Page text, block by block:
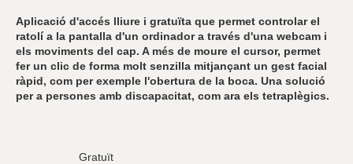
Aplicació d'accés lliure i gratuïta que permet controlar el
ratolí a la pantalla d'un ordinador a través d'una webcam i
els moviments del cap. A més de moure el cursor, permet
fer un clic de forma molt senzilla mitjançant un gest facial
ràpid, com per exemple l'obertura de la boca. Una solució
per a persones amb discapacitat, com ara els tetraplègics.
Gratuït